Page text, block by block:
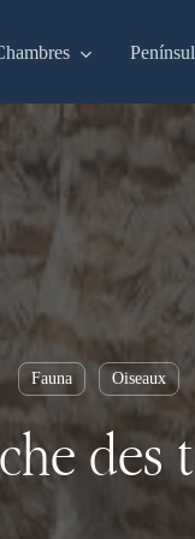
Fauna Oiseaux
des